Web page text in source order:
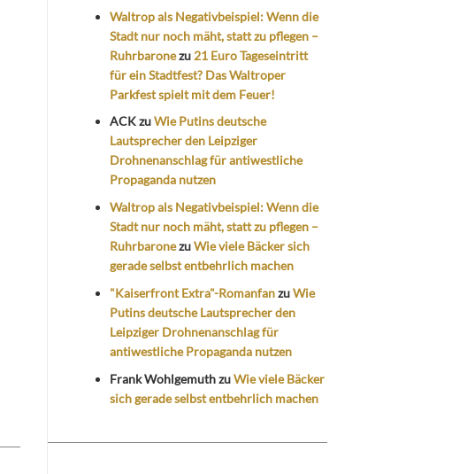
Waltrop als Negativbeispiel: Wenn die
Stadt nur noch mäht, statt zu pflegen –
Ruhrbaronezu 21 Euro Tageseintritt
für ein Stadtfest? Das Waltroper
Parkfest spielt mit dem Feuer!
ACKzuWie Putins deutsche
Lautsprecher den Leipziger
Drohnenanschlag für antiwestliche
Propaganda nutzen
Waltrop als Negativbeispiel: Wenn die
Stadt nur noch mäht, statt zu pflegen –
RuhrbaronezuWie viele Bäcker sich
gerade selbst entbehrlich machen
"Kaiserfront Extra"-RomanfanzuWie
Putins deutsche Lautsprecher den
Leipziger Drohnenanschlag für
antiwestliche Propaganda nutzen
Frank WohlgemuthzuWie viele Bäcker
sich gerade selbst entbehrlich machen